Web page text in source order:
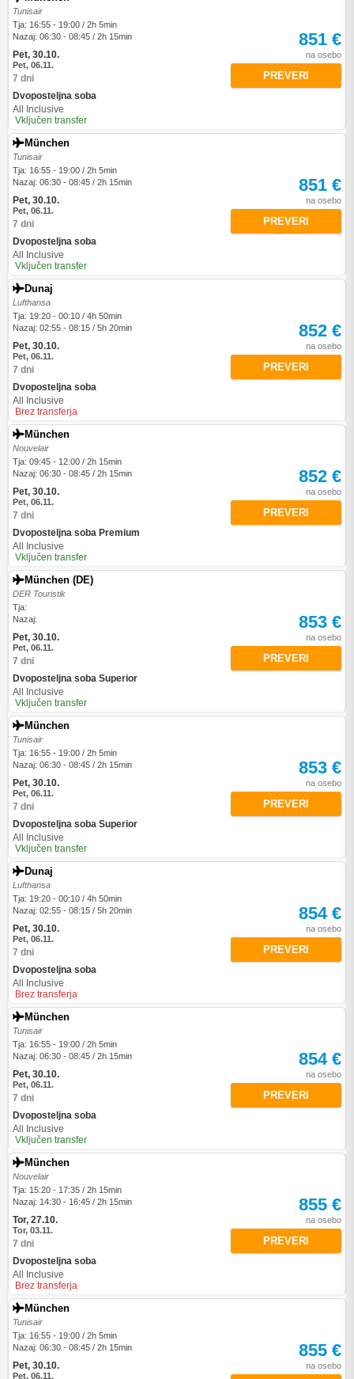
Tunisair
Tja: 16:55 - 19:00 / 2h 5min
Nazaj: 06:30 - 08:45 / 2h 15min
Pet, 30.10.
Pet, 06.11.
7 dni
Dvoposteljna soba
All Inclusive
Vključen transfer
851 €
na osebo
PREVERI
München
Tunisair
Tja: 16:55 - 19:00 / 2h 5min
Nazaj: 06:30 - 08:45 / 2h 15min
Pet, 30.10.
Pet, 06.11.
7 dni
Dvoposteljna soba
All Inclusive
Vključen transfer
851 €
na osebo
PREVERI
Dunaj
Lufthansa
Tja: 19:20 - 00:10 / 4h 50min
Nazaj: 02:55 - 08:15 / 5h 20min
Pet, 30.10.
Pet, 06.11.
7 dni
Dvoposteljna soba
All Inclusive
Brez transferja
852 €
na osebo
PREVERI
München
Nouvelair
Tja: 09:45 - 12:00 / 2h 15min
Nazaj: 06:30 - 08:45 / 2h 15min
Pet, 30.10.
Pet, 06.11.
7 dni
Dvoposteljna soba Premium
All Inclusive
Vključen transfer
852 €
na osebo
PREVERI
München (DE)
DER Touristik
Tja:
Nazaj:
Pet, 30.10.
Pet, 06.11.
7 dni
Dvoposteljna soba Superior
All Inclusive
Vključen transfer
853 €
na osebo
PREVERI
München
Tunisair
Tja: 16:55 - 19:00 / 2h 5min
Nazaj: 06:30 - 08:45 / 2h 15min
Pet, 30.10.
Pet, 06.11.
7 dni
Dvoposteljna soba Superior
All Inclusive
Vključen transfer
853 €
na osebo
PREVERI
Dunaj
Lufthansa
Tja: 19:20 - 00:10 / 4h 50min
Nazaj: 02:55 - 08:15 / 5h 20min
Pet, 30.10.
Pet, 06.11.
7 dni
Dvoposteljna soba
All Inclusive
Brez transferja
854 €
na osebo
PREVERI
München
Tunisair
Tja: 16:55 - 19:00 / 2h 5min
Nazaj: 06:30 - 08:45 / 2h 15min
Pet, 30.10.
Pet, 06.11.
7 dni
Dvoposteljna soba
All Inclusive
Vključen transfer
854 €
na osebo
PREVERI
München
Nouvelair
Tja: 15:20 - 17:35 / 2h 15min
Nazaj: 14:30 - 16:45 / 2h 15min
Tor, 27.10.
Tor, 03.11.
7 dni
Dvoposteljna soba
All Inclusive
Brez transferja
855 €
na osebo
PREVERI
München
Tunisair
Tja: 16:55 - 19:00 / 2h 5min
Nazaj: 06:30 - 08:45 / 2h 15min
Pet, 30.10.
Pet, 06.11.
855 €
na osebo